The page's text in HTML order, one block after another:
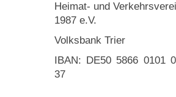
Heimat- und
1987 e.V.
Volksbank Trier
IBAN: DE50 ‪5866 0101
37